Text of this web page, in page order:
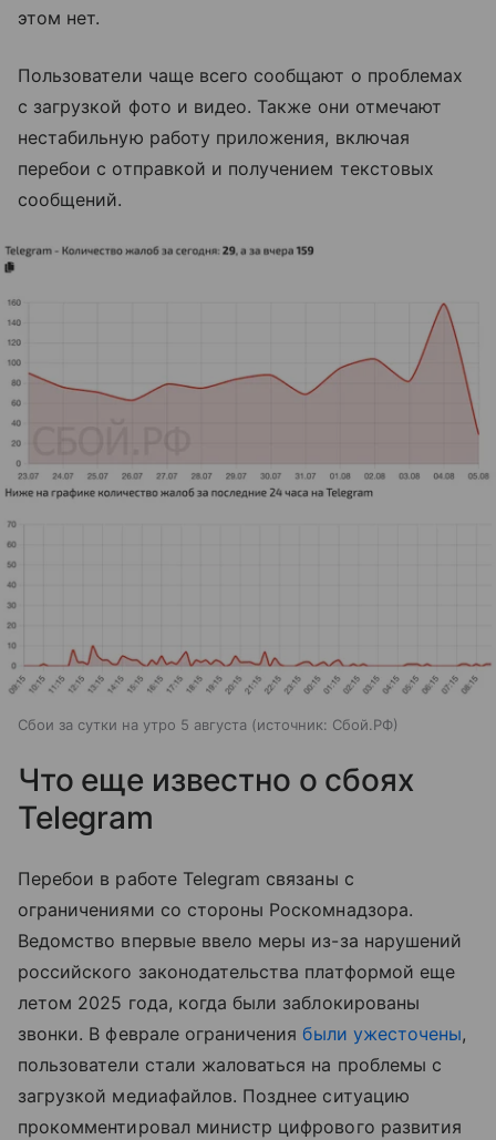
этом нет.
Пользователи чаще всего сообщают о проблемах
с загрузкой фото и видео. Также они отмечают
нестабильную работу приложения, включая
перебои с отправкой и получением текстовых
сообщений.
Сбои за сутки на утро 5 августа источник: Сбой.РФ
Что еще известно о сбоях
Telegram
Перебои в работе Telegram связаны с
ограничениями со стороны Роскомнадзора.
Ведомство впервые ввело меры из-за нарушений
российского законодательства платформой еще
летом 2025 года, когда были заблокированы
звонки. В феврале ограничениябыли ужесточены,
пользователи стали жаловаться на проблемы с
загрузкой медиафайлов. Позднее ситуацию
прокомментировал министр цифрового развития